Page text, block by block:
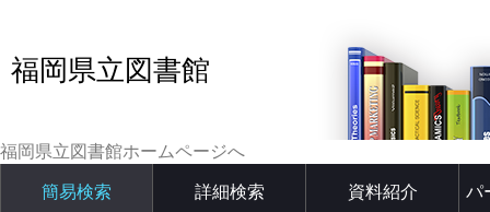
福岡県立図書館
福岡県立図書館ホームページへ
簡易検索 詳細検索 資料紹介 パ